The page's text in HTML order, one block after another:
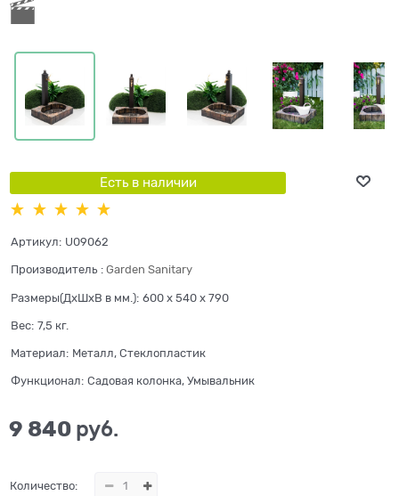
Есть в наличии
Артикул: U09062
Производитель : Garden Sanitary
Размеры(ДхШхВ в мм.): 600 x 540 x 790
Вес: 7,5 кг.
Материал: Металл, Стеклопластик
Функционал: Садовая колонка, Умывальник
9 840 руб.
Количество: